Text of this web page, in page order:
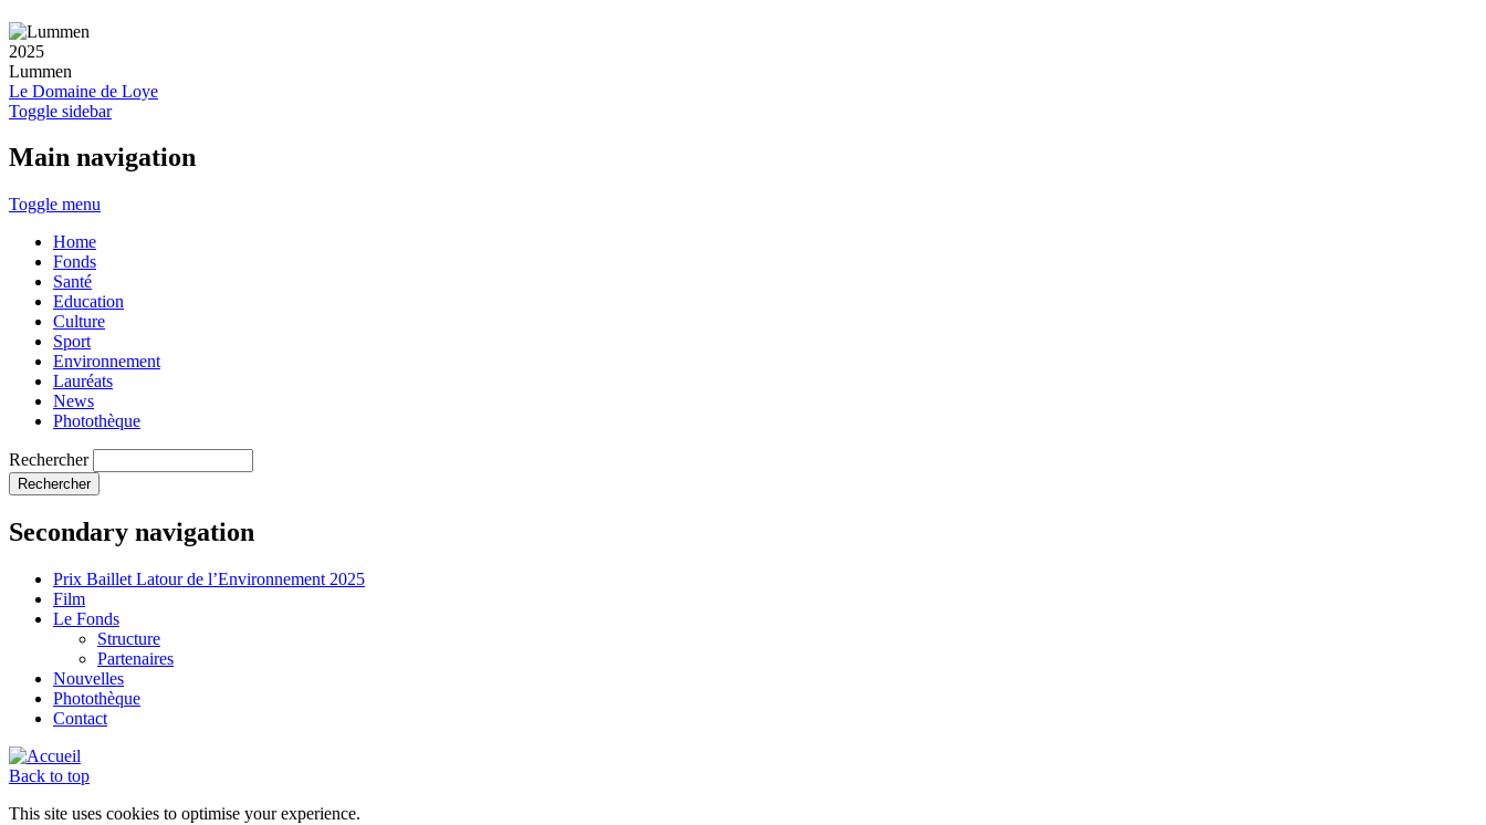
2025
Lummen
Le Domaine de Loye
Toggle sidebar
Main navigation
Toggle menu
Home
Fonds
Santé
Education
Culture
Sport
Environnement
Lauréats
News
Photothèque
Rechercher
Secondary navigation
Prix Baillet Latour de l’Environnement 2025
Film
Le Fonds
Structure
Partenaires
Nouvelles
Photothèque
Contact
Back to top
This site uses cookies to optimise your experience.